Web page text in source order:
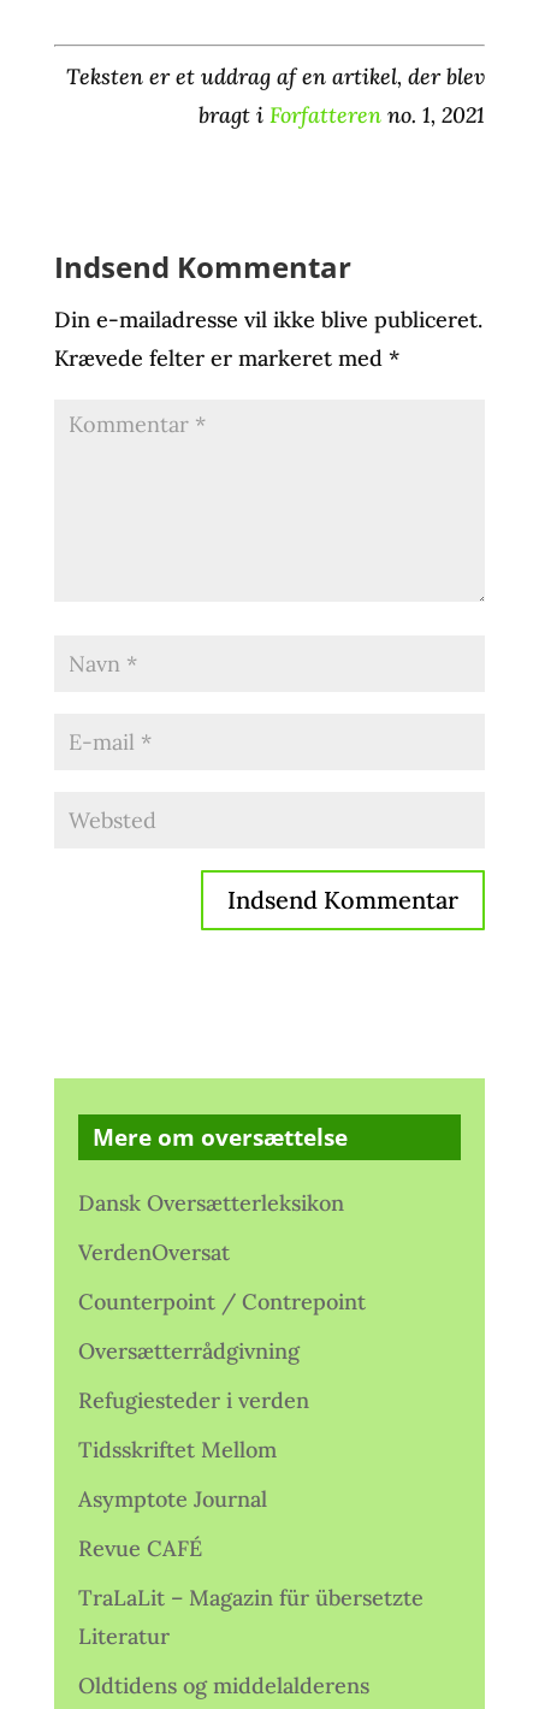
Teksten er et uddrag af en artikel, der blev
bragt iForfatteren no. 1, 2021
Indsend Kommentar
Din e-mailadresse vil ikke blive publiceret.
Krævede felter er markeret med *
Mere om oversættelse
Dansk Oversætterleksikon
VerdenOversat
Counterpoint / Contrepoint
Oversætterrådgivning
Refugiesteder i verden
Tidsskriftet Mellom
Asymptote Journal
Revue CAFÉ
TraLaLit – Magazin für übersetzte
Literatur
Oldtidens og middelalderens